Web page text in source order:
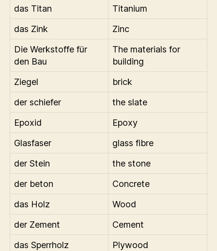
das Titan
Titanium
das Zink
Zinc
Die Werkstoffe für
den Bau
The materials for
building
Ziegel
brick
der schiefer
the slate
Epoxid
Epoxy
Glasfaser
glass fibre
der Stein
the stone
der beton
Concrete
das Holz
Wood
der Zement
Cement
das Sperrholz
Plywood